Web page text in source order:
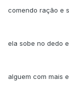
comendo ração e
ela sobe no dedo
alguem com mais